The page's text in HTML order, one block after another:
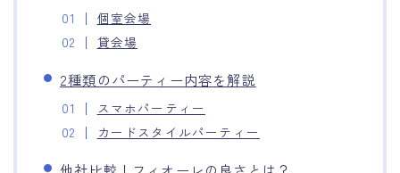
個室会場
貸会場
2種類のパーティー内容を解説
スマホパーティー
カードスタイルパーティー
他社比較！フィオーレの良さとは？